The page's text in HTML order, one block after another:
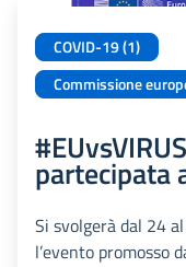
COVID-19 (1)
Commissione
partecipata
Si svolgerà dal 24
l’evento promosso